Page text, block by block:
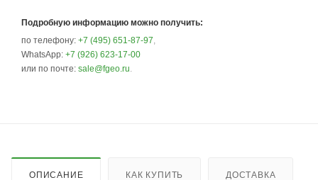
Подробную информацию можно получить:
по телефону: +7 (495) 651-87-97,
WhatsApp: +7 (926) 623-17-00
или по почте: sale@fgeo.ru.
ОПИСАНИЕ КАК КУПИТЬ ДОСТАВКА